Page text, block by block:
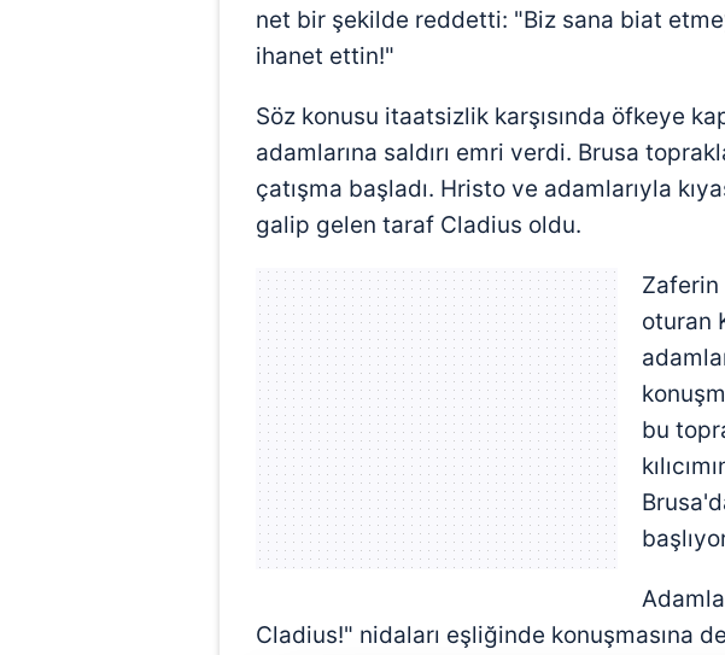
net bir şekilde reddetti: "Biz sana biat
ihanet ettin!"
Söz konusu itaatsizlik karşısında öfkeye
adamlarına saldırı emri verdi. Brusa
çatışma başladı. Hristo ve adamlarıyla
galip gelen taraf Cladius oldu.
Zaferin
oturan
bu
Cladius!" nidaları eşliğinde konuşmasına